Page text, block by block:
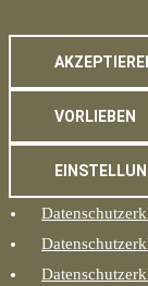
VORLIEBEN